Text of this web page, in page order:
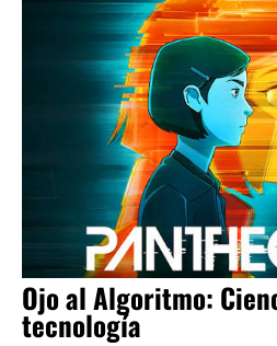
Ojo al Algoritmo:
tecnología